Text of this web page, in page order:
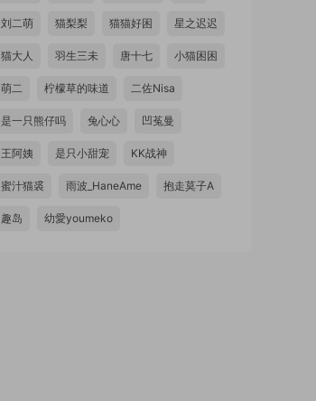
刘二萌 猫梨梨 猫猫好困 星之迟迟
猫大人 羽生三未 唐十七 小猫困困
萌二 柠檬草的味道 二佐Nisa
是一只熊仔吗 兔心心 凹菟曼
王阿姨 是只小甜宠 KK战神
蜜汁猫裘 雨波_HaneAme 抱走莫子A
趣岛 幼愛youmeko